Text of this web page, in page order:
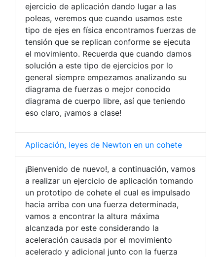
ejercicio de aplicación dando lugar a las
poleas, veremos que cuando usamos este
tipo de ejes en física encontramos fuerzas de
tensión que se replican conforme se ejecuta
el movimiento. Recuerda que cuando damos
solución a este tipo de ejercicios por lo
general siempre empezamos analizando su
diagrama de fuerzas o mejor conocido
diagrama de cuerpo libre, así que teniendo
eso claro, ¡vamos a clase!
Aplicación, leyes de Newton en un cohete
¡Bienvenido de nuevo!, a continuación, vamos
a realizar un ejercicio de aplicación tomando
un prototipo de cohete el cual es impulsado
hacia arriba con una fuerza determinada,
vamos a encontrar la altura máxima
alcanzada por este considerando la
aceleración causada por el movimiento
acelerado y adicional junto con la fuerza